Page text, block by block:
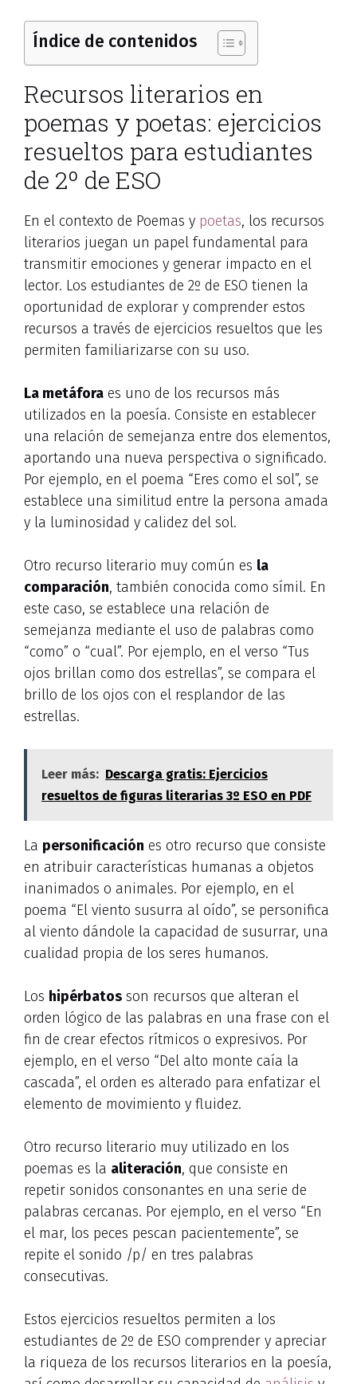
Índice de contenidos
Recursos literarios en
poemas y poetas: ejercicios
resueltos para estudiantes
de 2º de ESO
En el contexto de Poemas y poetas, los recursos
literarios juegan un papel fundamental para
transmitir emociones y generar impacto en el
lector. Los estudiantes de 2º de ESO tienen la
oportunidad de explorar y comprender estos
recursos a través de ejercicios resueltos que les
permiten familiarizarse con su uso.
La metáfora es uno de los recursos más
utilizados en la poesía. Consiste en establecer
una relación de semejanza entre dos elementos,
aportando una nueva perspectiva o significado.
Por ejemplo, en el poema “Eres como el sol”, se
establece una similitud entre la persona amada
y la luminosidad y calidez del sol.
Otro recurso literario muy común es la
comparación, también conocida como símil. En
este caso, se establece una relación de
semejanza mediante el uso de palabras como
“como” o “cual”. Por ejemplo, en el verso “Tus
ojos brillan como dos estrellas”, se compara el
brillo de los ojos con el resplandor de las
estrellas.
Leer más: Descarga gratis: Ejercicios
resueltos de figuras literarias 3º ESO en PDF
La personificación es otro recurso que consiste
en atribuir características humanas a objetos
inanimados o animales. Por ejemplo, en el
poema “El viento susurra al oído”, se personifica
al viento dándole la capacidad de susurrar, una
cualidad propia de los seres humanos.
Los hipérbatos son recursos que alteran el
orden lógico de las palabras en una frase con el
fin de crear efectos rítmicos o expresivos. Por
ejemplo, en el verso “Del alto monte caía la
cascada”, el orden es alterado para enfatizar el
elemento de movimiento y fluidez.
Otro recurso literario muy utilizado en los
poemas es la aliteración, que consiste en
repetir sonidos consonantes en una serie de
palabras cercanas. Por ejemplo, en el verso “En
el mar, los peces pescan pacientemente”, se
repite el sonido /p/ en tres palabras
consecutivas.
Estos ejercicios resueltos permiten a los
estudiantes de 2º de ESO comprender y apreciar
la riqueza de los recursos literarios en la poesía,